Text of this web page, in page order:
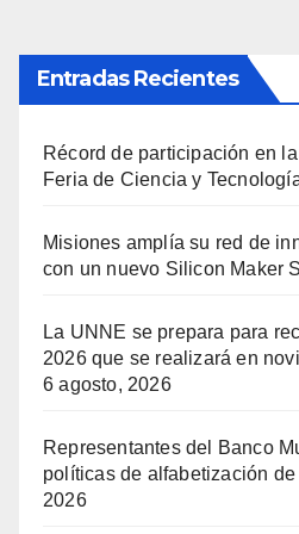
Entradas Recientes
Récord de participación en
Feria de Ciencia y
Misiones amplía su red de
con un nuevo Silicon Maker
La UNNE se prepara para
2026 que se realizará en
6 agosto, 2026
Representantes del Banco
políticas de alfabetización
2026